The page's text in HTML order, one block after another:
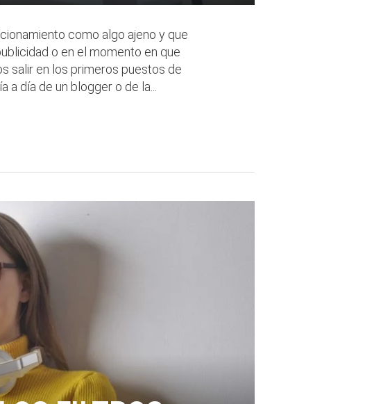
como algo ajeno y que
o en el momento en que
salir en los primeros puestos de
día de un blogger o de la...